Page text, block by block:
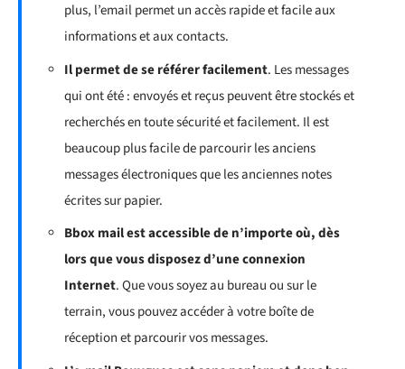
plus, l’email permet un accès rapide et facile aux
informations et aux contacts.
Il permet de se référer facilement. Les messages
qui ont été : envoyés et reçus peuvent être stockés et
recherchés en toute sécurité et facilement. Il est
beaucoup plus facile de parcourir les anciens
messages électroniques que les anciennes notes
écrites sur papier.
Bbox mail est accessible de n’importe où, dès
lors que vous disposez d’une connexion
Internet. Que vous soyez au bureau ou sur le
terrain, vous pouvez accéder à votre boîte de
réception et parcourir vos messages.